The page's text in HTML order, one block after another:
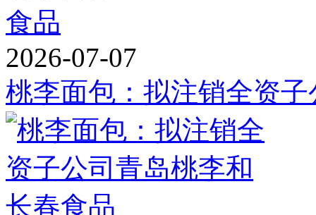
食品
2026-07-07
桃李面包：拟注销全资